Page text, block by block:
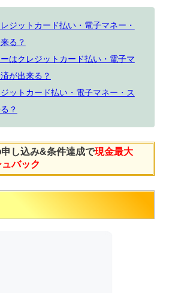
ジットカード払い・電子マネー・
る？
はクレジットカード払い・電子マ
が出来る？
ットカード払い・電子マネー・ス
？
し込み&条件達成で現金最大
バック